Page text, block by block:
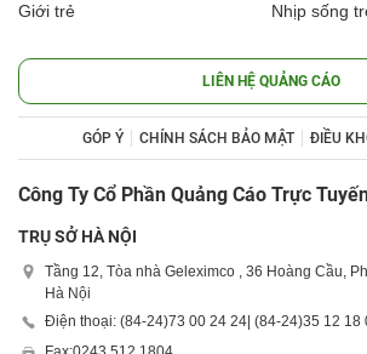
Giới trẻ Nhịp sống
LIÊN HỆ QUẢNG CÁO
GÓP Ý CHÍNH SÁCH BẢO MẬT ĐIỀU
Công Ty Cổ Phần Quảng Cáo Trực
TRỤ SỞ HÀ NỘI
Tầng 12, Tòa nhà Geleximco , 36 Hoàng Cầu,
Hà Nội
Điện thoại: (84-24)73 00 24 24 | (84-24)35 12 18